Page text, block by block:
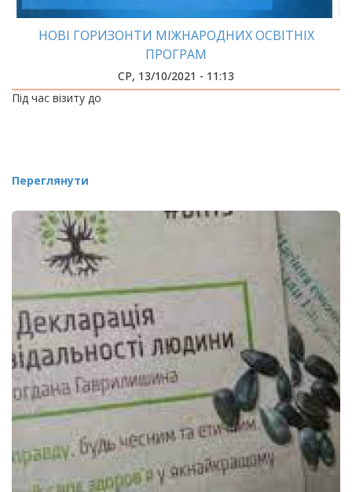
НОВІ ГОРИЗОНТИ МІЖНАРОДНИХ ОСВІТНІХ
ПРОГРАМ
СР, 13/10/2021 - 11:13
Під час візиту до
Переглянути